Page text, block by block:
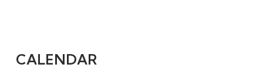
CALENDAR